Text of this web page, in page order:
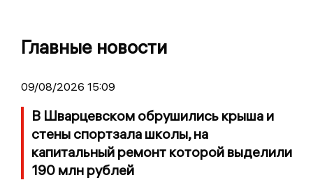
Главные новости
09/08/2026 15:09
В Шварцевском обрушились крыша и
стены спортзала школы, на
капитальный ремонт которой выделили
190 млн рублей